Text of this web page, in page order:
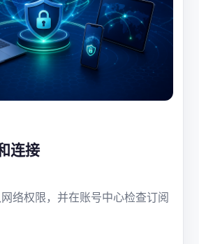
连接
络权限，并在账号中心检查订阅